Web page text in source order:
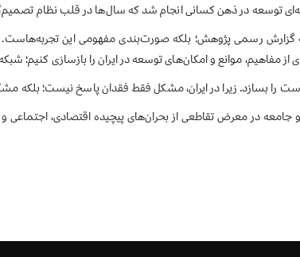
توسعه در ذهن کسانی انجام شد که سال‌ها در قلب نظام
رسمی پژوهش؛ بلکه صورت‌بندی مفهومی این تجربه‌هاست. ما نه
موانع و امکان‌های توسعه در ایران را بازسازی کنیم؛
بسازد. زیرا در ایران، مشکل فقط فقدان پاسخ نیست؛ بلکه
و جامعه در معرض تقاطعی از بحران‌های پیچیده اقتصادی،